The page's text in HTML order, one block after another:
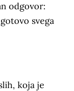
odgovor:
svega
koja je